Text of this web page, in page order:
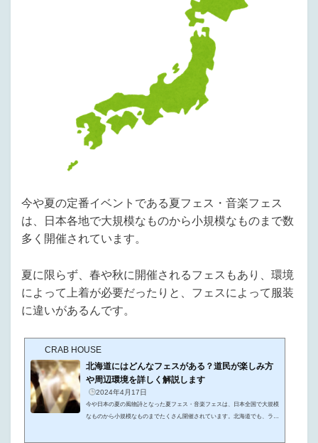
今や夏の定番イベントである夏フェス・音楽フェス
は、日本各地で大規模なものから小規模なものまで数
多く開催されています。
夏に限らず、春や秋に開催されるフェスもあり、環境
によって上着が必要だったりと、フェスによって服装
に違いがあるんです。
CRAB HOUSE
北海道にはどんなフェスがある？道民が楽しみ方
や周辺環境を詳しく解説します
2024年4月17日
今や日本の夏の風物詩となった夏フェス・音楽フェスは、日本全国で大規模
なものから小規模なものまでたくさん開催されています。北海道でも、ライ